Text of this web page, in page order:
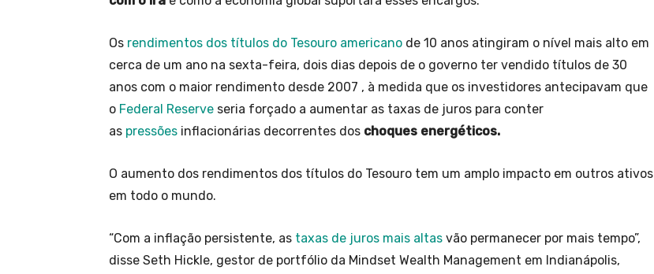
Os rendimentos dos títulos do Tesouro americano de 10 anos atingiram o nível mais alto em
cerca de um ano na sexta-feira, dois dias depois de o governo ter vendido títulos de 30
anos com o maior rendimento desde 2007 , à medida que os investidores antecipavam que
o Federal Reserve seria forçado a aumentar as taxas de juros para conter
as pressões inflacionárias decorrentes dos choques energéticos.
O aumento dos rendimentos dos títulos do Tesouro tem um amplo impacto em outros ativos
em todo o mundo.
“Com a inflação persistente, as taxas de juros mais altas vão permanecer por mais tempo”,
disse Seth Hickle, gestor de portfólio da Mindset Wealth Management em Indianápolis,